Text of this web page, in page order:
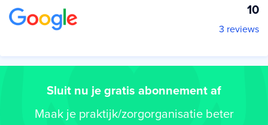
10
3 reviews
Sluit nu je gratis abonnement af
Maak je praktijk/zorgorganisatie beter